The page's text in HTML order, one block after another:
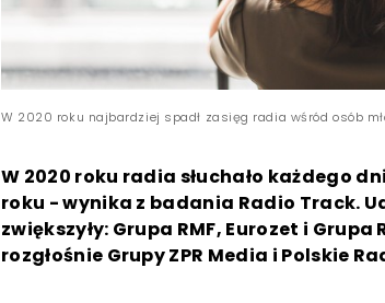
W 2020 roku najbardziej spadł zasięg radia wśród osób
W 2020 roku radia słuchało każdego
roku - wynika z badania Radio Track.
zwiększyły: Grupa RMF, Eurozet i
rozgłośnie Grupy ZPR Media i Polskie